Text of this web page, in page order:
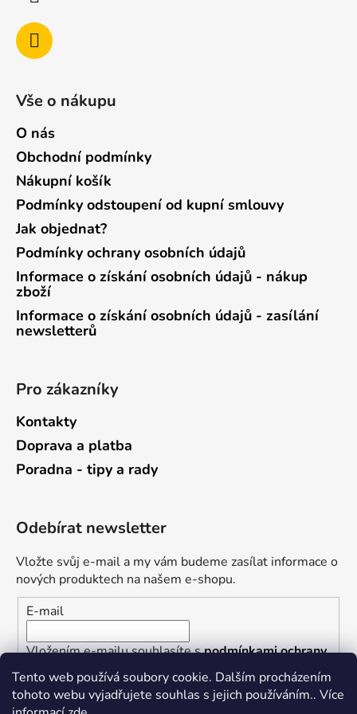
Tento web používá soubory cookie. Dalším procházením
tohoto webu vyjadřujete souhlas s jejich používáním.. Více
Vše o nákupu
O nás
Obchodní podmínky
Nákupní košík
Podmínky odstoupení od kupní smlouvy
Jak objednat?
Podmínky ochrany osobních údajů
Informace o získání osobních údajů - nákup
zboží
Informace o získání osobních údajů - zasílání
newsletterů
Pro zákazníky
Kontakty
Doprava a platba
Poradna - tipy a rady
Odebírat newsletter
Vložte svůj e-mail a my vám budeme zasílat informace o
nových produktech na našem e-shopu.
E-mail
Vložením e-mailu souhlasíte spodmínkami ochrany
osobních údajů
PŘIHLÁSIT SE